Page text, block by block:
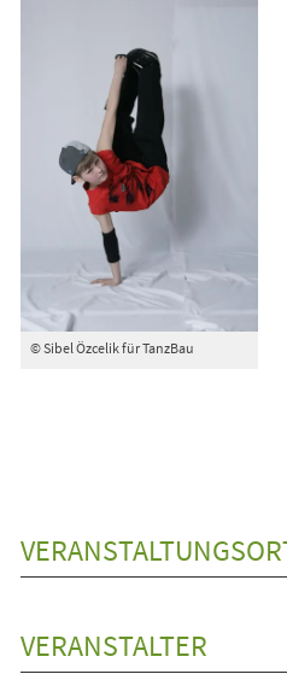
© Sibel Özcelik für TanzBau
VERANSTALTER